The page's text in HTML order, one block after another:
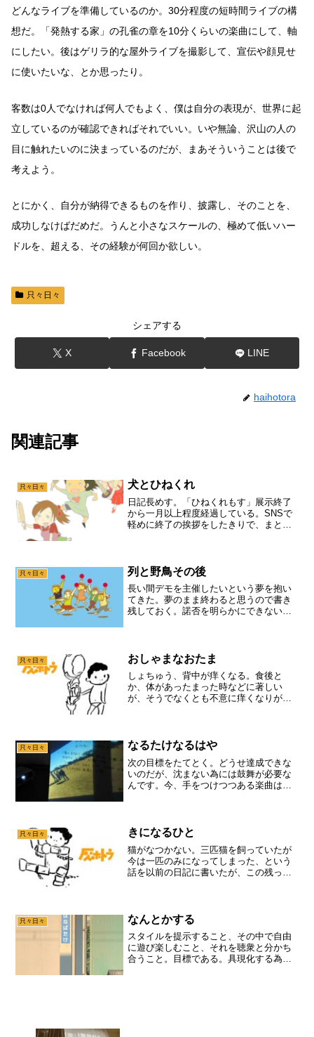
どんなライブを準備しているのか。30分程度の短時間ライブの構
想だ。「発熱する家」の孔雀の章を10分くらいの楽曲にして、軸
にしたい。後はゲリラ的な屋外ライブを撮影して、宣伝や顔見せ
に使いたいな、とか思ったり。
客数は0人でなければ何人でもよく、僕は自分の表現が、世界に起
立しているのが確認できればそれでいい。いや無論、沢山の人の
目に触れたいのに決まっているのだが、まあそういうことは後で
考えよう。
とにかく、自分が納得できるものを作り、披露し、そのことを、
成功しなけばだめだ。うんと小さなスケールの、極めて低いハー
ドルを、超える、その経験が何回か欲しい。
只々日々
シェアする
X Facebook LINE
haihotora
関連記事
只々日々 犬とひねくれ
日記長めす。「ひねくれもす」展示終了
から一月以上程度経過している。SNSで
軽めに終了の挨拶をしたきりで、まとも
なんだったか？達成度は...
只々日々 列と野鳥その後
長い間デモを主催したいという夢を抱い
てきた。夢のまま終わると思うので書き
残しておく。諾否を明らかにできない
らない」「保留したい」「誰...
只々日々 おしゃまなおたま
しょちゅう、背中が痒くなる。食後と
か、体があったまった時などに著しい
が、そうでなくとも不意に痒くなりがち
かない場所に出現するように神...
只々日々 なるたけなるはや
次の目標をたてとく。どうせ達成できな
いのだが、沈まない為には鼓舞が必要な
んです。今、手をつけつつある楽曲は
曲を進め、その曲のアニメー...
只々日々 きになるひと
猫がなつかない。三匹猫を飼っていたが
今は一匹のみになってしまった、という
話を以前の日記に書いたが、この残った
の多い通りの脇にうずくま...
只々日々 なんとかする
スタイルを提示すること、その中で自由
に遊び楽しむこと、それを聴衆と分かち
合うこと。目標である。具現化する為の